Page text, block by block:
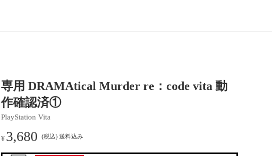
専用 DRAMAtical Murder re：code vita 動
作確認済①
PlayStation Vita
¥ 3,680 (税込) 送料込み